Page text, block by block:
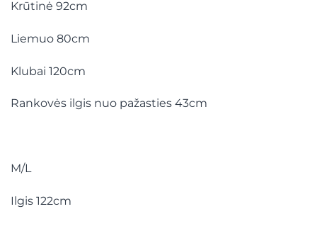
Krūtinė 92cm
Liemuo 80cm
Klubai 120cm
Rankovės ilgis nuo pažasties 43cm
M/L
Ilgis 122cm